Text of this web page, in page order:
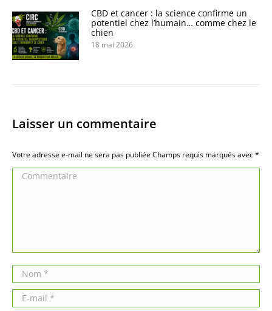
CBD et cancer : la science confirme un
potentiel chez l’humain… comme chez le
chien
18 mai 2026
Laisser un commentaire
Votre adresse e-mail ne sera pas publiée Champs requis marqués avec*
Commentaire
Nom *
E-mail *